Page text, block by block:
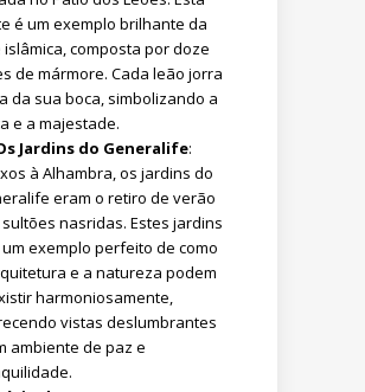
é um exemplo brilhante da
islâmica, composta por doze
de mármore. Cada leão jorra
da sua boca, simbolizando a
e a majestade.
Jardins do Generalife:
à Alhambra, os jardins do
eram o retiro de verão
nasridas. Estes jardins
exemplo perfeito de como
e a natureza podem
harmoniosamente,
vistas deslumbrantes
ambiente de paz e